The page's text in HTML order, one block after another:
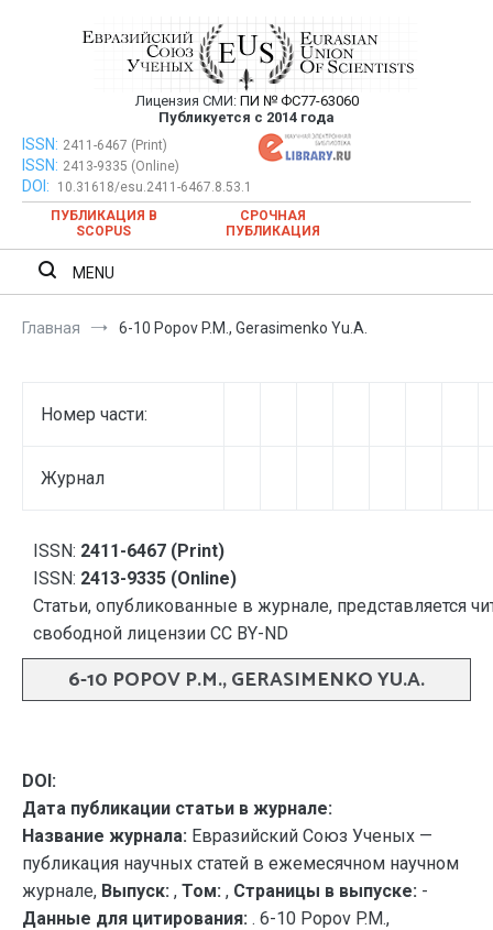
Евразийский Союз Ученых —
публикация научных статей в
ежемесячном научном журнале
Лицензия СМИ: ПИ № ФС77-63060
Публикуется с 2014 года
Евразийский Союз Ученых — публикация научных статей в
ежемесячном научном журнале
ISSN: 2411-6467 (Print)
ISSN: 2413-9335 (Online)
DOI:
10.31618/esu.2411-6467.8.53.1
ПУБЛИКАЦИЯ В
SCOPUS
СРОЧНАЯ
ПУБЛИКАЦИЯ
MENU
Главная 6-10 Popov P.M., Gerasimenko Yu.A.
Номер части:
Журнал
ISSN: 2411-6467 (Print)
ISSN: 2413-9335 (Online)
Статьи, опубликованные в журнале, представляется
свободной лицензии CC BY-ND
6-10 POPOV P.M., GERASIMENKO YU.A.
DOI:
Дата публикации статьи в журнале:
Название журнала: Евразийский Союз Ученых —
публикация научных статей в ежемесячном научном
журнале, Выпуск: , Том: , Страницы в выпуске: -
Данные для цитирования: . 6-10 Popov P.M.,